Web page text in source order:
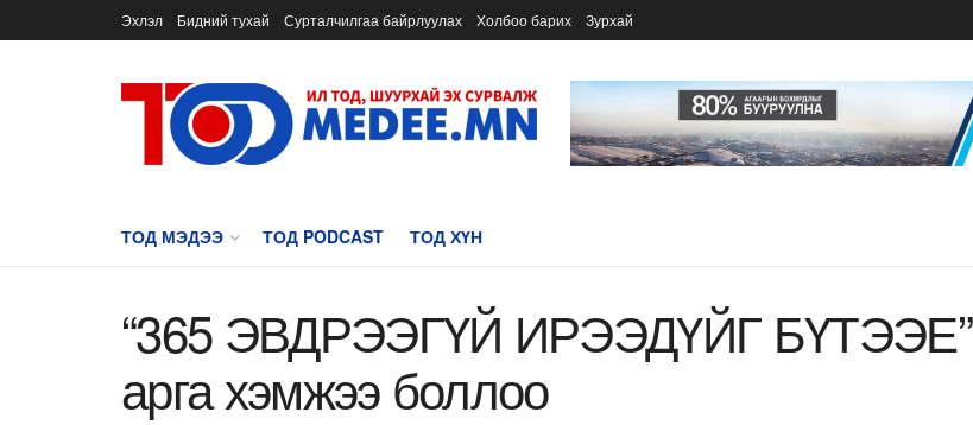
Эхлэл Бидний тухай Сурталчилгаа байрлуулах Холбоо барих Зурхай
ТОД МЭДЭЭ ТОД PODCAST ТОД ХҮН
“365 ЭВДРЭЭГҮЙ ИРЭЭДҮЙГ БҮТЭЭЕ”
арга хэмжээ боллоо